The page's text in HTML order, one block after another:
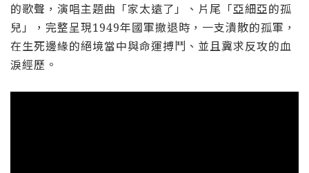
的歌聲，演唱主題曲「家太遠了」、片尾「亞細亞的孤
兒」，完整呈現1949年國軍撤退時，一支潰散的孤軍，
在生死邊緣的絕境當中與命運搏鬥、並且冀求反攻的血
淚經歷。